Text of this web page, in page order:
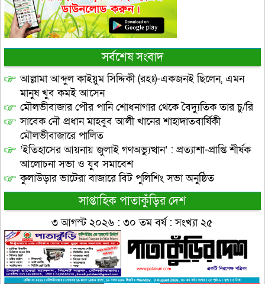
সর্বশেষ সংবাদ
আল্লামা আব্দুল কাইয়ুম সিদ্দিকী (রহঃ)-একজনই ছিলেন, এমন
মানুষ খুব কমই আসেন
মৌলভীবাজার পৌর পানি শোধনাগার থেকে বৈদ্যুতিক তার চু/রি
সাবেক নৌ প্রধান মাহবুব আলী খানের শাহাদাতবার্ষিকী
মৌলভীবাজারে পালিত
‘ইতিহাসের আয়নায় জুলাই গণঅভ্যুত্থান’ : প্রত্যাশা-প্রাপ্তি শীর্ষক
আলোচনা সভা ও যুব সমাবেশ
কুলাউড়ার ভাটেরা বাজারে বিট পুলিশিং সভা অনুষ্ঠিত
সাপ্তাহিক পাতাকুঁড়ির দেশ
৩ আগস্ট ২০২৬ : ৩০ তম বর্ষ : সংখ্যা ২৫